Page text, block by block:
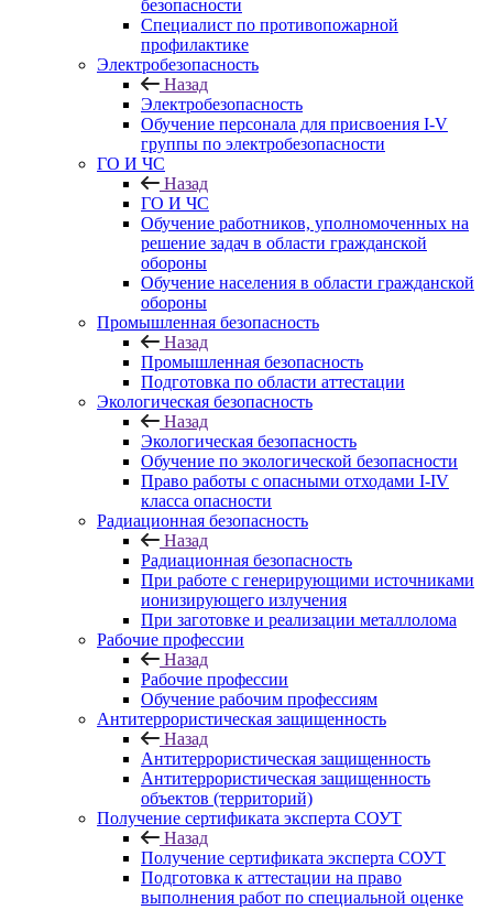
безопасности
Специалист по противопожарной
профилактике
Электробезопасность
Назад
Электробезопасность
Обучение персонала для присвоения I-V
группы по электробезопасности
ГО И ЧС
Назад
ГО И ЧС
Обучение работников, уполномоченных на
решение задач в области гражданской
обороны
Обучение населения в области гражданской
обороны
Промышленная безопасность
Назад
Промышленная безопасность
Подготовка по области аттестации
Экологическая безопасность
Назад
Экологическая безопасность
Обучение по экологической безопасности
Право работы с опасными отходами I-IV
класса опасности
Радиационная безопасность
Назад
Радиационная безопасность
При работе с генерирующими источниками
ионизирующего излучения
При заготовке и реализации металлолома
Рабочие профессии
Назад
Рабочие профессии
Обучение рабочим профессиям
Антитеррористическая защищенность
Назад
Антитеррористическая защищенность
Антитеррористическая защищенность
объектов (территорий)
Получение сертификата эксперта СОУТ
Назад
Получение сертификата эксперта СОУТ
Подготовка к аттестации на право
выполнения работ по специальной оценке